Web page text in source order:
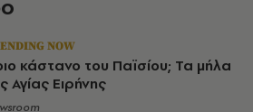
NOW
κάστανο του Παϊσίου; Τα μήλα
Αγίας Ειρήνης